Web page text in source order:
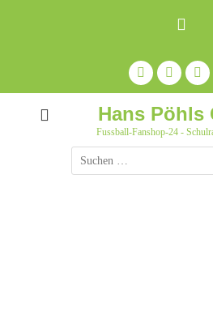
Facebook
Feed
Hans Pöhls
Fussball-Fanshop-24 -
Suche
nach: